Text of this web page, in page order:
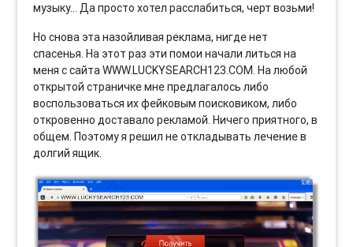
музыку… Да просто хотел расслабиться, черт возьми!
Но снова эта назойливая реклама, нигде нет
спасенья. На этот раз эти помои начали литься на
меня с сайта WWW.LUCKYSEARCH123.COM. На любой
открытой страничке мне предлагалось либо
воспользоваться их фейковым поисковиком, либо
откровенно доставало рекламой. Ничего приятного, в
общем. Поэтому я решил не откладывать лечение в
долгий ящик.